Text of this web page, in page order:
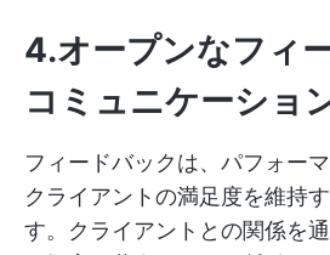
4.オープンなフィ
コミュニケーショ
フィードバックは、パフォー
クライアントの満足度を維持
す。クライアントとの関係を